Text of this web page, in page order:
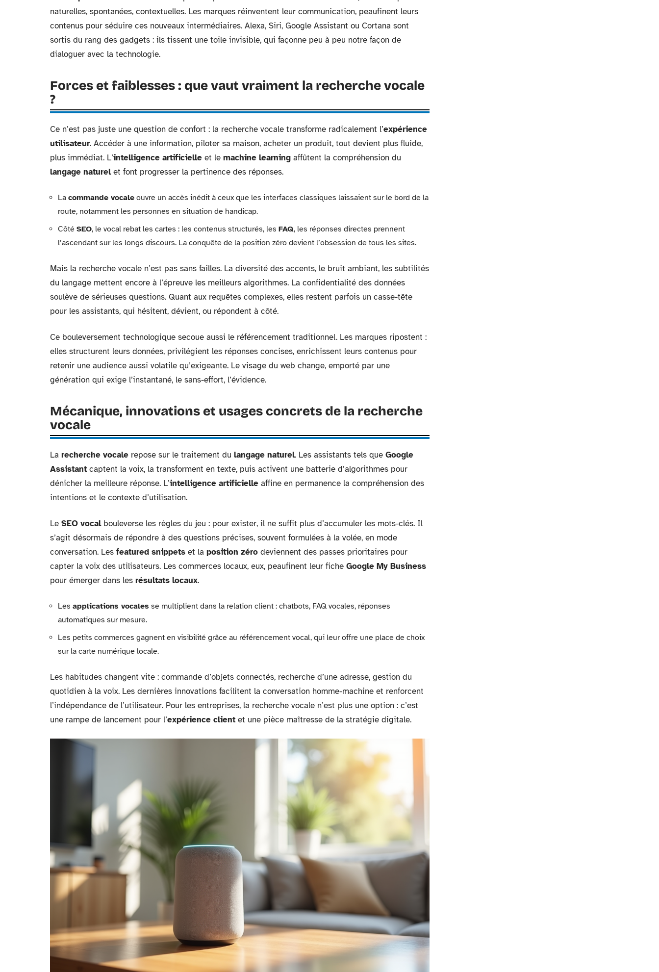
naturelles, spontanées, contextuelles. Les marques réinventent leur communication, peaufinent leurs
contenus pour séduire ces nouveaux intermédiaires. Alexa, Siri, Google Assistant ou Cortana sont
sortis du rang des gadgets : ils tissent une toile invisible, qui façonne peu à peu notre façon de
dialoguer avec la technologie.
Forces et faiblesses : que vaut vraiment la recherche vocale
?
Ce n’est pas juste une question de confort : la recherche vocale transforme radicalement l’expérience
utilisateur. Accéder à une information, piloter sa maison, acheter un produit, tout devient plus fluide,
plus immédiat. L’intelligence artificielle et le machine learning affûtent la compréhension du
langage naturelet font progresser la pertinence des réponses.
La commande vocale ouvre un accès inédit à ceux que les interfaces classiques laissaient sur le bord de la
route, notamment les personnes en situation de handicap.
Côté SEO, le vocal rebat les cartes : les contenus structurés, les FAQ, les réponses directes prennent
l’ascendant sur les longs discours. La conquête de la position zéro devient l’obsession de tous les sites.
Mais la recherche vocale n’est pas sans failles. La diversité des accents, le bruit ambiant, les subtilités
du langage mettent encore à l’épreuve les meilleurs algorithmes. La confidentialité des données
soulève de sérieuses questions. Quant aux requêtes complexes, elles restent parfois un casse-tête
pour les assistants, qui hésitent, dévient, ou répondent à côté.
Ce bouleversement technologique secoue aussi le référencement traditionnel. Les marques ripostent :
elles structurent leurs données, privilégient les réponses concises, enrichissent leurs contenus pour
retenir une audience aussi volatile qu’exigeante. Le visage du web change, emporté par une
génération qui exige l’instantané, le sans-effort, l’évidence.
Mécanique, innovations et usages concrets de la recherche
vocale
La recherche vocale repose sur le traitement du langage naturel. Les assistants tels que Google
Assistant captent la voix, la transforment en texte, puis activent une batterie d’algorithmes pour
dénicher la meilleure réponse. L’intelligence artificielle affine en permanence la compréhension des
intentions et le contexte d’utilisation.
Le SEO vocalbouleverse les règles du jeu : pour exister, il ne suffit plus d’accumuler les mots-clés. Il
s’agit désormais de répondre à des questions précises, souvent formulées à la volée, en mode
conversation. Les featured snippets et la position zéro deviennent des passes prioritaires pour
capter la voix des utilisateurs. Les commerces locaux, eux, peaufinent leur fiche Google My Business
pour émerger dans les résultats locaux.
Les applications vocales se multiplient dans la relation client : chatbots, FAQ vocales, réponses
automatiques sur mesure.
Les petits commerces gagnent en visibilité grâce au référencement vocal, qui leur offre une place de choix
sur la carte numérique locale.
Les habitudes changent vite : commande d’objets connectés, recherche d’une adresse, gestion du
quotidien à la voix. Les dernières innovations facilitent la conversation homme-machine et renforcent
l’indépendance de l’utilisateur. Pour les entreprises, la recherche vocale n’est plus une option : c’est
une rampe de lancement pour l’expérience client et une pièce maîtresse de la stratégie digitale.